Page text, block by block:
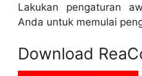
Lakukan pengaturan
Anda untuk memulai
Download